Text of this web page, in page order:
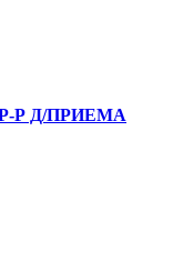
Р Д/ПРИЕМА